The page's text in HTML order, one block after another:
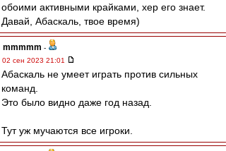
обоими активными крайками, хер его знает.
Давай, Абаскаль, твое время)
mmmmm -
02 сен 2023 21:01
Абаскаль не умеет играть против сильных
команд.
Это было видно даже год назад.
Тут уж мучаются все игроки.